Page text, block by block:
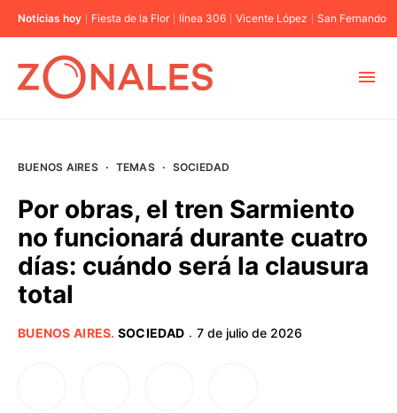
Noticias hoy Fiesta de la Flor línea 306 Vicente López San Fernando
BUENOS AIRES
PROVINCIAS
BUENOS AIRES · TEMAS · SOCIEDAD
Por obras, el tren Sarmiento
no funcionará durante cuatro
días: cuándo será la clausura
total
BUENOS AIRES. SOCIEDAD · 7 de julio de 2026